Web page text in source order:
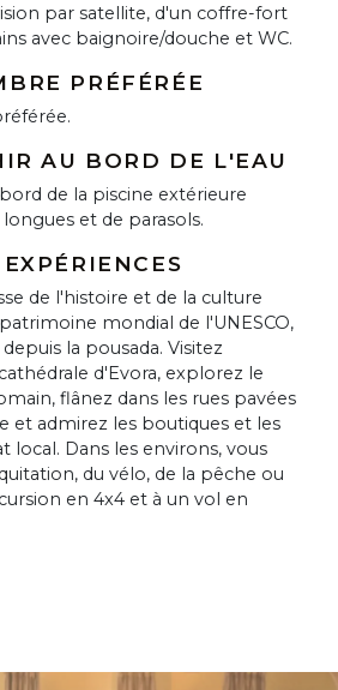
par satellite, d'un coffre-fort
avec baignoire/douche et WC.
PRÉFÉRÉE
AU BORD DE L'EAU
de la piscine extérieure
et de parasols.
de l'histoire et de la culture
mondial de l'UNESCO,
la pousada. Visitez
d'Evora, explorez le
flânez dans les rues pavées
et admirez les boutiques et les
local. Dans les environs, vous
du vélo, de la pêche ou
en 4x4 et à un vol en